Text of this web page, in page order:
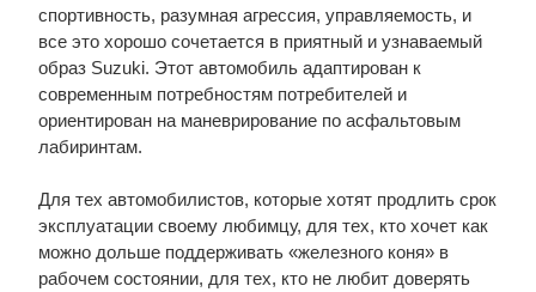
спортивность, разумная агрессия, управляемость, и
все это хорошо сочетается в приятный и узнаваемый
образ Suzuki. Этот автомобиль адаптирован к
современным потребностям потребителей и
ориентирован на маневрирование по асфальтовым
лабиринтам.
Для тех автомобилистов, которые хотят продлить срок
эксплуатации своему любимцу, для тех, кто хочет как
можно дольше поддерживать «железного коня» в
рабочем состоянии, для тех, кто не любит доверять